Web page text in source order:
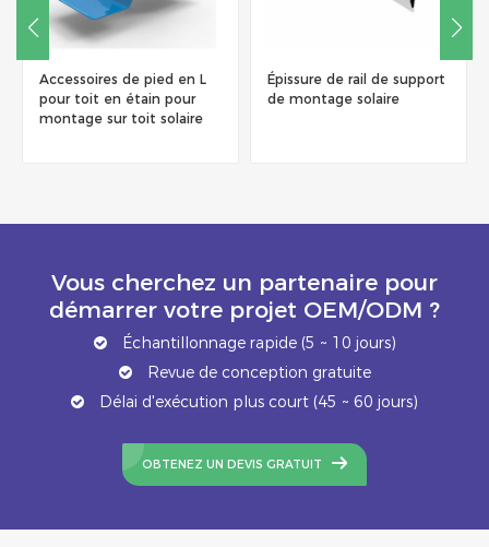
Accessoires de pied en L
pour toit en étain pour
montage sur toit solaire
Épissure de rail de support
de montage solaire
Vous cherchez un partenaire pour
démarrer votre projet OEM/ODM ?
Échantillonnage rapide (5 ~ 10 jours)
Revue de conception gratuite
Délai d'exécution plus court (45 ~ 60 jours)
OBTENEZ UN DEVIS GRATUIT